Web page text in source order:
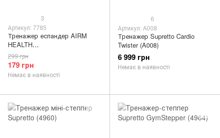
3
Артикул: 7785
Тренажер еспандер AIRM
HEALTH
багатофункціональний для
фітнесу (7785)
179 грн
299 грн
Немає в наявності
6
Артикул: A008
Тренажер Supretto Cardio
Twister (A008)
6 999 грн
Немає в наявності